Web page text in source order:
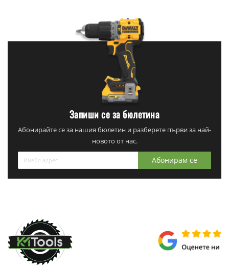
Запиши се за бюлетина
Абонирайте се за нашия бюлетин и разберете първи за най-
новото от нас.
Абонирам се